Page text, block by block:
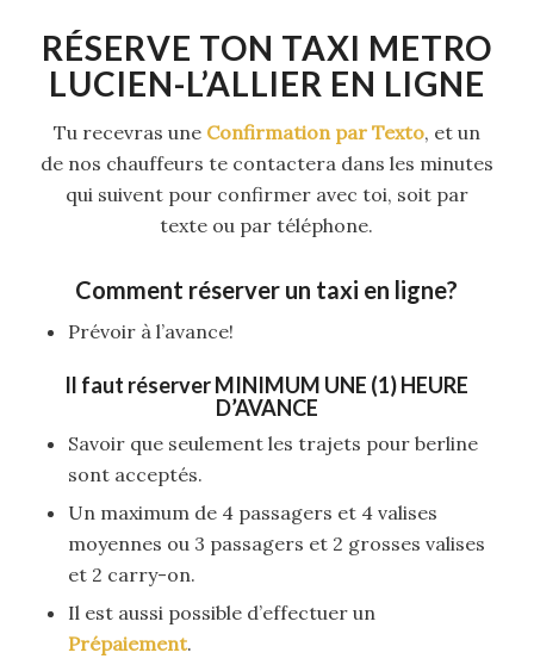
RÉSERVE TON TAXI METRO
LUCIEN-L’ALLIER EN LIGNE
Tu recevras une Confirmation par Texto, et un
de nos chauffeurs te contactera dans les minutes
qui suivent pour confirmer avec toi, soit par
texte ou par téléphone.
Comment réserver un taxi en ligne?
Prévoir à l’avance!
Il faut réserverMINIMUM UNE (1) HEURE
D’AVANCE
Savoir que seulement les trajets pour berline
sont acceptés.
Un maximum de 4 passagers et 4 valises
moyennes ou 3 passagers et 2 grosses valises
et 2 carry-on.
Il est aussi possible d’effectuer un
Prépaiement.